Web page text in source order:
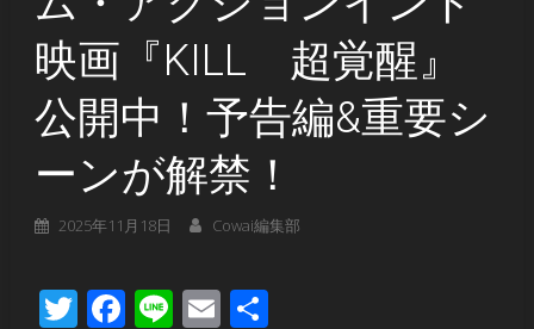
映画『KILL 超覚醒』
公開中！予告編&重要シ
ーンが解禁！
2025年11月18日 Cowai編集部
Twitter
Facebook
LineEmail